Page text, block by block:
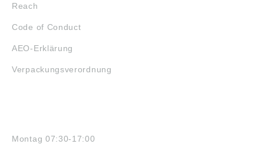
Reach
Code of Conduct
AEO-Erklärung
Verpackungsverordnung
Montag 07:30-17:00